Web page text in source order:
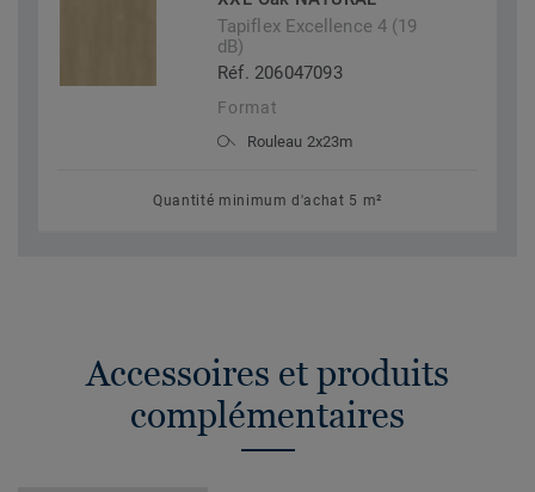
Tapiflex Excellence 4 (19
dB)
Réf. 206047093
Format
Rouleau 2x23m
Quantité minimum d'achat 5 m²
Accessoires et produits
complémentaires